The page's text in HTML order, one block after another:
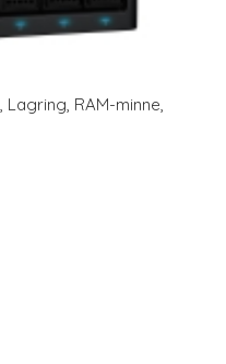
Lagring RAM-minne